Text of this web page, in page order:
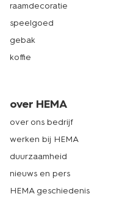
raamdecoratie
speelgoed
gebak
koffie
over HEMA
over ons bedrijf
werken bij HEMA
duurzaamheid
nieuws en pers
HEMA geschiedenis